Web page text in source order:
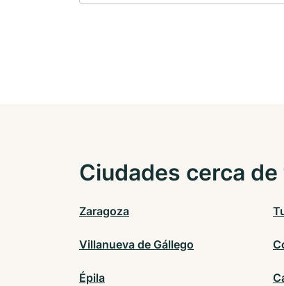
Ciudades cerca de
Zaragoza
Villanueva de Gállego
Épila